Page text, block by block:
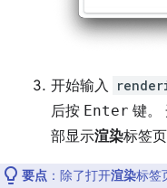
开始输入
后按 Enter 键。
部显示渲染标签页
要点 ：除了打开渲染标签